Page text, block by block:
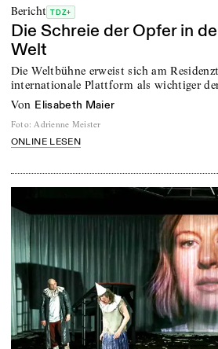
Bericht TDZ+
Die Schreie der Opfer in
Welt
Die Weltbühne erweist sich am
internationale Plattform als wichtiger
von Elisabeth Maier
Foto: Adrienne Meister
ONLINE LESEN